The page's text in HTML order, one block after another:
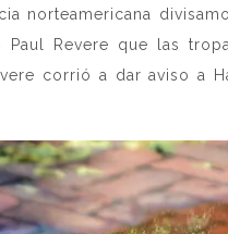
norteamericana
Revere que las
corrió a dar aviso a